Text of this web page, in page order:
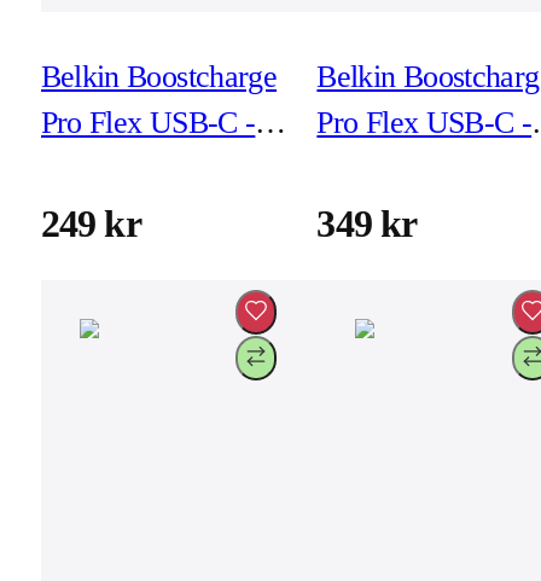
Belkin Boostcharge
Pro Flex USB-C -
249 kr
Belkin
Pro Flex USB-C -
349 kr